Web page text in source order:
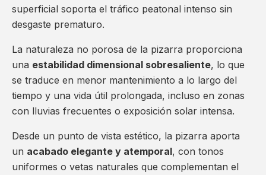
superficial soporta el tráfico peatonal intenso sin
desgaste prematuro.
La naturaleza no porosa de la pizarra proporciona
una estabilidad dimensional sobresaliente, lo que
se traduce en menor mantenimiento a lo largo del
tiempo y una vida útil prolongada, incluso en zonas
con lluvias frecuentes o exposición solar intensa.
Desde un punto de vista estético, la pizarra aporta
un acabado elegante y atemporal, con tonos
uniformes o vetas naturales que complementan el